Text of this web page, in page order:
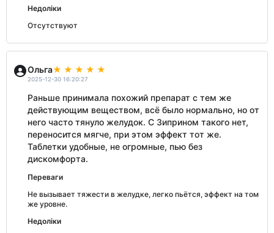
Недоліки
Отсутствуют
Ольга
2025-12-30 16:20:27
Раньше принимала похожий препарат с тем же
действующим веществом, всё было нормально, но от
него часто тянуло желудок. С Зиприном такого нет,
переносится мягче, при этом эффект тот же.
Таблетки удобные, не огромные, пью без
дискомфорта.
Переваги
Не вызывает тяжести в желудке, легко пьётся, эффект на том
же уровне.
Недоліки